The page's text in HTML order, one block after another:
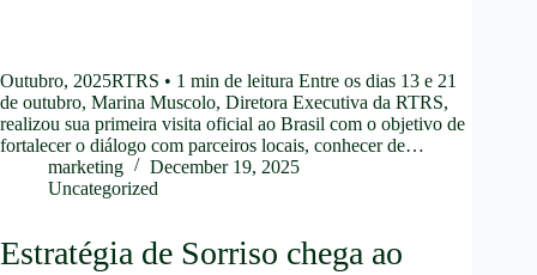
Outubro, 2025RTRS • 1 min de leitura Entre os dias 13 e 21
de outubro, Marina Muscolo, Diretora Executiva da RTRS,
realizou sua primeira visita oficial ao Brasil com o objetivo de
fortalecer o diálogo com parceiros locais, conhecer de…
marketing
December 19, 2025
Uncategorized
Estratégia de Sorriso chega ao